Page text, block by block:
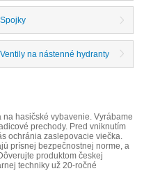
Spojky
Ventily na nástenné hydranty
hasičské vybavenie. Vyrábame
prechody. Pred vniknutím
ochránia zaslepovacie viečka.
prísnej bezpečnostnej norme, a
produktom českej
techniky už 20-ročné